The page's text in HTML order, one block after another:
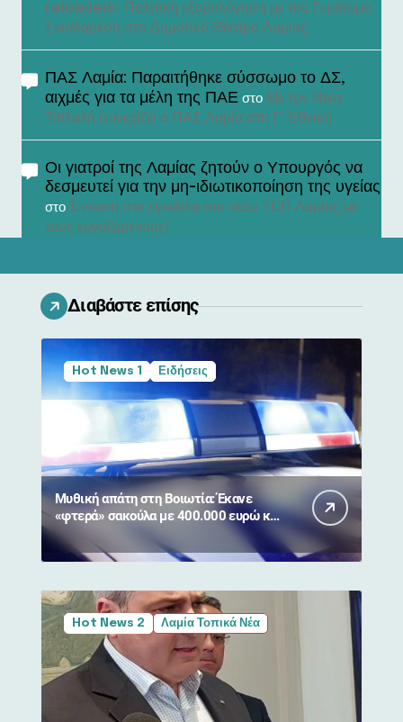
reloaded»: Πολιτική εξομολόγηση με τον Γεράσιμο
Σκιαδαρέση στο Δημοτικό Θέατρο Λαμίας
ΠΑΣ Λαμία: Παραιτήθηκε σύσσωμο το ΔΣ,
αιχμές για τα μέλη της ΠΑΕ στο Με τον Νίκο
Τσιλαλή συνεχίζει ο ΠΑΣ Λαμία στη Γ’ Εθνική
Οι γιατροί της Λαμίας ζητούν ο Υπουργός να
δεσμευτεί για την μη-ιδιωτικοποίηση της υγείας
στο Ένταση στα εγκαίνια του νέου ΤΕΠ Λαμίας με
τους εργαζόμενους!
Διαβάστε επίσης
Hot News 1 Ειδήσεις
Μυθική απάτη στη Βοιωτία: Έκανε
«φτερά» σακούλα με 400.000 ευρώ και
κοσμήματα από 90χρονη
Hot News 2 Λαμία Τοπικά Νέα